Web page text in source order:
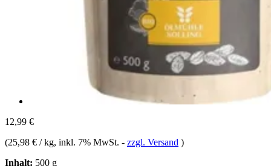
12,99 €
(25,98 € / kg, inkl. 7% MwSt. - zzgl. Versand )
Inhalt: 500 g